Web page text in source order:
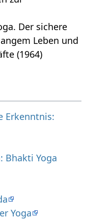
Der sichere
Leben und
(1964)
Erkenntnis:
Bhakti Yoga
Yoga